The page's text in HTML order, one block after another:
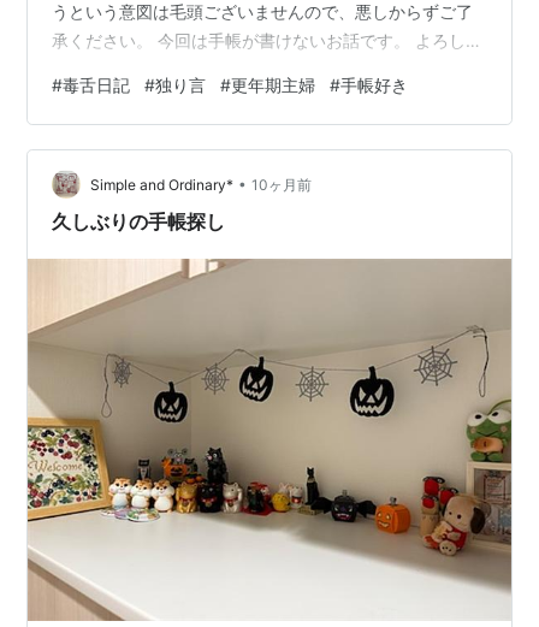
うという意図は毛頭ございませんので、悪しからずご了
承ください。 今回は手帳が書けないお話です。 よろしく
飼い猫の不調 風呂の水栓の故障 ライブ当日のトラブル
ライブはサイコー！思い出たっぷり！ 仕事に支障をきた
す出来事 ブログを書くチャンス、到来。 書かないことも
記録 もうダメだで楽になった話 手帳を次々買ったけど
先日、2026年の手帳を数冊買ってしまった話を書きまし
#毒舌日記 #独り言 #更年期主婦 #手帳好き
Simple and Ordinary* • 10ヶ月前
久しぶりの手帳探し